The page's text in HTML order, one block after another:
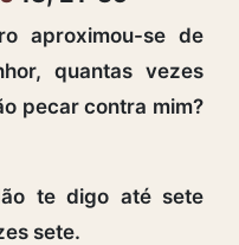
aproximou-se de
quantas vezes
pecar contra mim?
te digo até sete
sete.